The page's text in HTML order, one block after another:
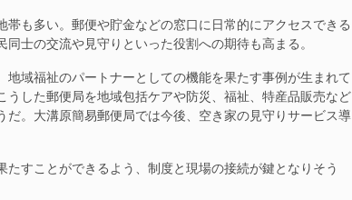
も多い。郵便や貯金などの窓口に日常的にアクセスできる
士の交流や見守りといった役割への期待も高まる。
域福祉のパートナーとしての機能を果たす事例が生まれて
した郵便局を地域包括ケアや防災、福祉、特産品販売など
。大溝原簡易郵便局では今後、空き家の見守りサービス導
すことができるよう、制度と現場の接続が鍵となりそう